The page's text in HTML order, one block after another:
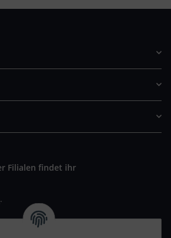
Filialen findet ihr
.
Besuch. Bitte beachtet die